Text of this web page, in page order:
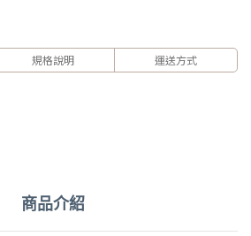
規格說明 運送方式
商品介紹